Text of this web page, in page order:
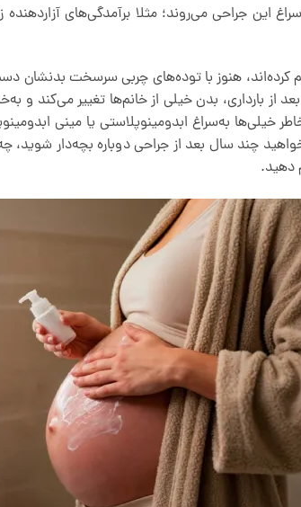
این جراحی می‌روند؛ مثلا بر‌آمدگی‌های
کرده‌اند، هنوز با توده‌های چربی سرسخت
از بارداری، بدن خیلی از خانم‌ها تغییر می‌کند و
به‌سراغ ابدومینوپلاستی یا مینی
چند سال بعد از جراحی دوباره بچه‌دار
دهید.